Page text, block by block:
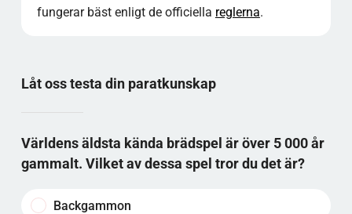
fungerar bäst enligt de officiella reglerna.
Låt oss testa din paratkunskap
Världens äldsta kända brädspel är över 5 000 år
gammalt. Vilket av dessa spel tror du det är?
Backgammon